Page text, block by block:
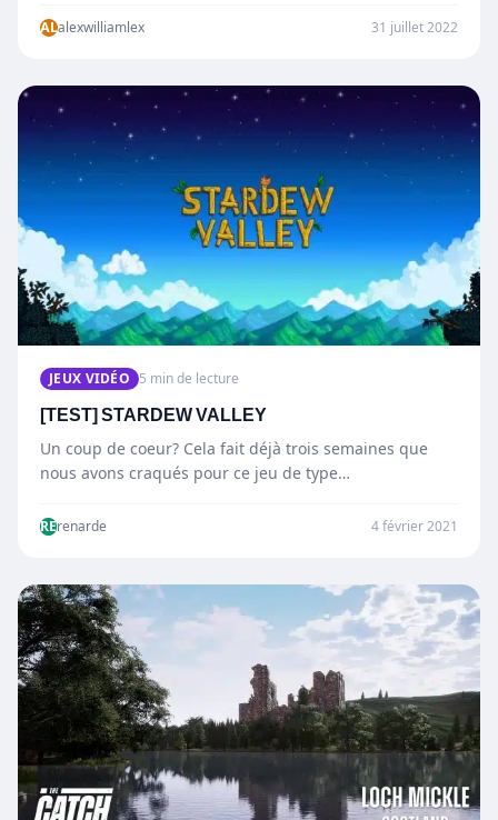
ALalexwilliamlex 31 juillet 2022
JEUX VIDÉO 5 min de lecture
[TEST] STARDEW VALLEY
Un coup de coeur? Cela fait déjà trois semaines que
nous avons craqués pour ce jeu de type…
RErenarde 4 février 2021